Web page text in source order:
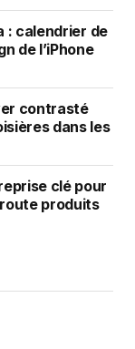
: calendrier de
de l’iPhone
contrasté
dans les
clé pour
produits